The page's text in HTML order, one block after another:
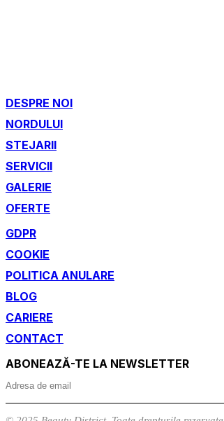
DESPRE NOI
NORDULUI
STEJARII
SERVICII
GALERIE
OFERTE
GDPR
COOKIE
POLITICA ANULARE
BLOG
CARIERE
CONTACT
ABONEAZĂ-TE LA NEWSLETTER